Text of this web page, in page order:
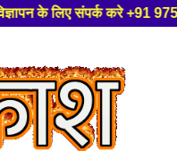
97541 60816 ,हमारे यूट्यूब